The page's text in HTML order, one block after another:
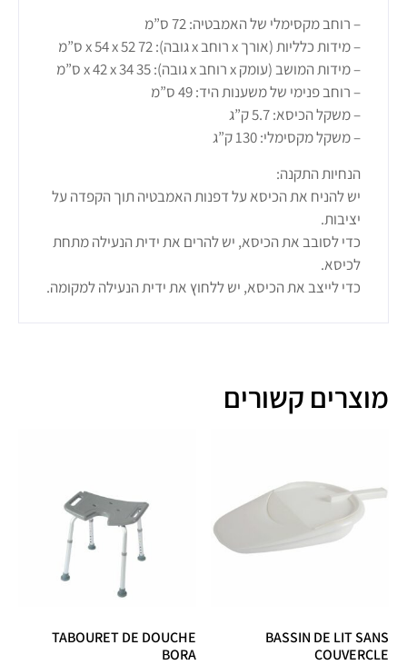
– רוחב מקסימלי של האמבטיה: 72 ס”מ
– מידות כלליות (אורך x רוחב x גובה): 72 x 54 x 52 ס”מ
– מידות המושב (עומק x רוחב x גובה): 35 x 42 x 34 ס”מ
– רוחב פנימי של משענות היד: 49 ס”מ
– משקל הכיסא: 5.7 ק”ג
– משקל מקסימלי: 130 ק”ג
הנחיות התקנה:
יש להניח את הכיסא על דפנות האמבטיה תוך הקפדה על
יציבות.
כדי לסובב את הכיסא, יש להרים את ידית הנעילה מתחת
לכיסא.
כדי לייצב את הכיסא, יש ללחוץ את ידית הנעילה למקומה.
מוצרים קשורים
BASSIN DE LIT SANS
COUVERCLE
TABOURET DE DOUCHE
BORA